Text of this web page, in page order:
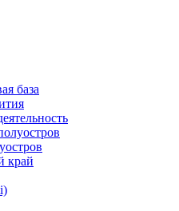
база
край